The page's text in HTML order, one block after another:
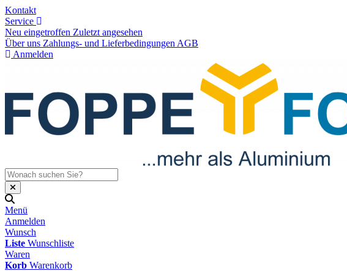
Kontakt
Service
Neu eingetroffen Zuletzt angesehen
Über uns Zahlungs- und Lieferbedingungen AGB
Anmelden
Menü
Anmelden
Wunsch
Liste Wunschliste
Waren
Korb Warenkorb